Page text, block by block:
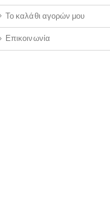
Το καλάθι αγορών μου
Επικοινωνία